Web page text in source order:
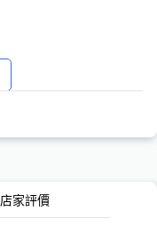
店家評價